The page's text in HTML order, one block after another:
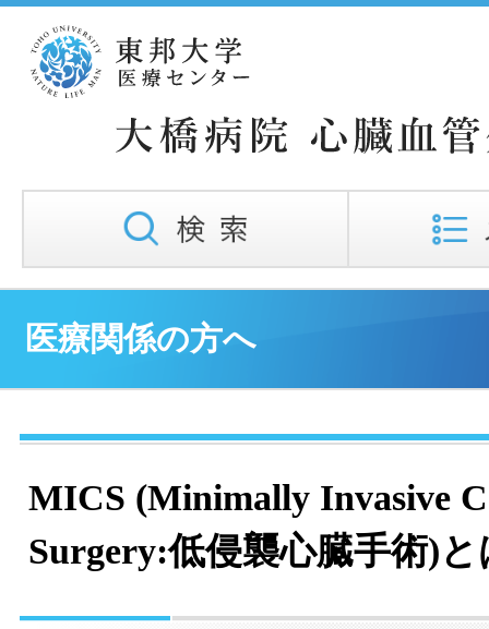
医療関係の方へ
MICS (Minimally Invasive
Surgery:低侵襲心臓手術)と